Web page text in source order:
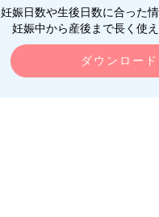
妊娠日数や生後日数に合った
妊娠中から産後まで長く使
ダウンロード